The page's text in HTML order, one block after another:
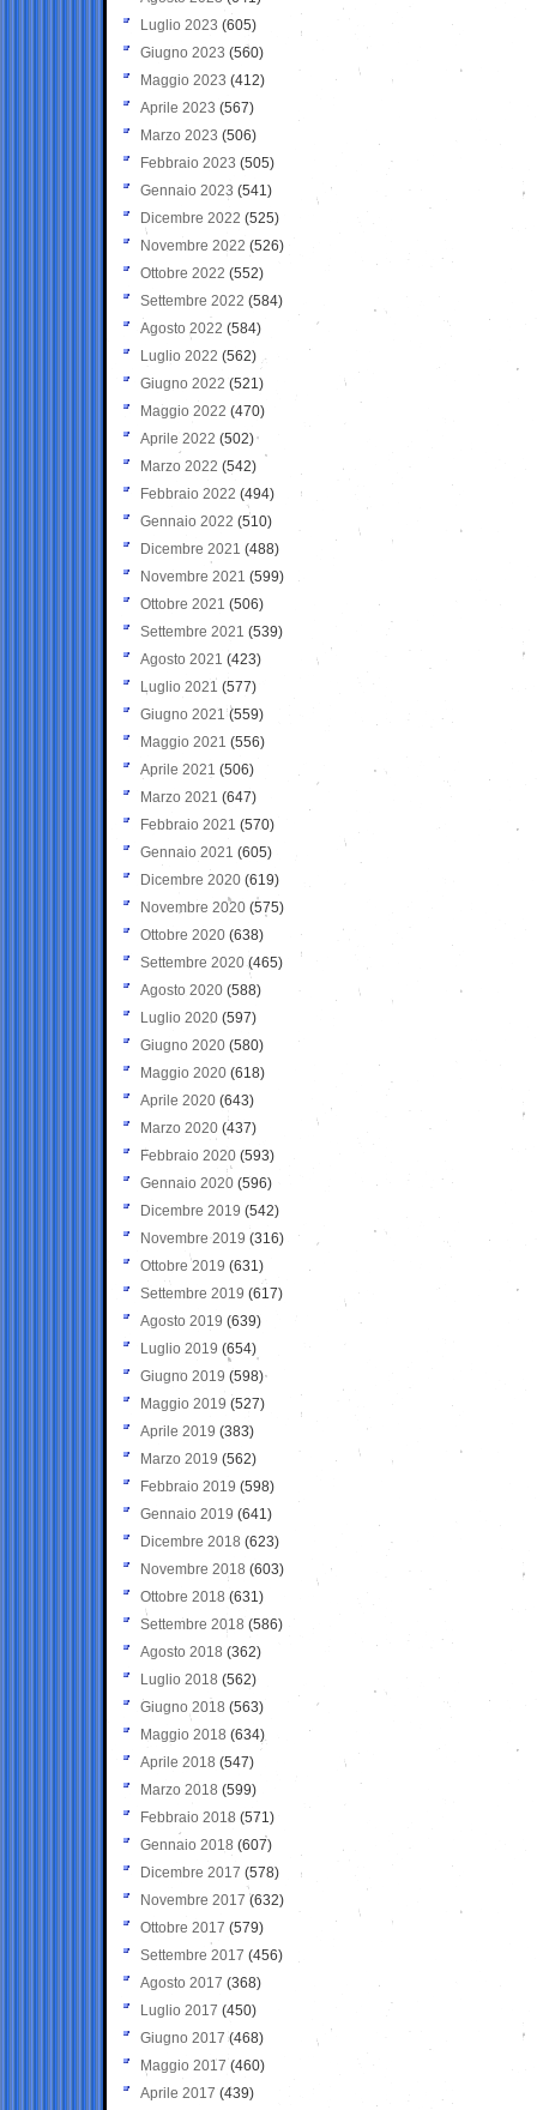
Luglio 2023 (605)
Giugno 2023 (560)
Maggio 2023 (412)
Aprile 2023 (567)
Marzo 2023 (506)
Febbraio 2023 (505)
Gennaio 2023 (541)
Dicembre 2022 (525)
Novembre 2022 (526)
Ottobre 2022 (552)
Settembre 2022 (584)
Agosto 2022 (584)
Luglio 2022 (562)
Giugno 2022 (521)
Maggio 2022 (470)
Aprile 2022 (502)
Marzo 2022 (542)
Febbraio 2022 (494)
Gennaio 2022 (510)
Dicembre 2021 (488)
Novembre 2021 (599)
Ottobre 2021 (506)
Settembre 2021 (539)
Agosto 2021 (423)
Luglio 2021 (577)
Giugno 2021(559)
Maggio 2021 (556)
Aprile 2021 (506)
Marzo 2021 (647)
Febbraio 2021 (570)
Gennaio 2021 (605)
Dicembre 2020 (619)
Novembre 2020 (575)
Ottobre 2020 (638)
Settembre 2020(465)
Agosto 2020 (588)
Luglio 2020 (597)
Giugno 2020 (580)
Maggio 2020 (618)
Aprile 2020 (643)
Marzo 2020 (437)
Febbraio 2020 (593)
Gennaio 2020 (596)
Dicembre 2019 (542)
Novembre 2019 (316)
Ottobre 2019 (631)
Settembre 2019 (617)
Agosto 2019 (639)
Luglio 2019 (654)
Giugno 2019 (598)
Maggio 2019 (527)
Aprile 2019 (383)
Marzo 2019 (562)
Febbraio 2019 (598)
Gennaio 2019 (641)
Dicembre 2018 (623)
Novembre 2018 (603)
Ottobre 2018 (631)
Settembre 2018 (586)
Agosto 2018 (362)
Luglio 2018 (562)
Giugno 2018 (563)
Maggio 2018 (634)
Aprile 2018 (547)
Marzo 2018 (599)
Febbraio 2018 (571)
Gennaio 2018 (607)
Dicembre 2017 (578)
Novembre 2017 (632)
Ottobre 2017 (579)
Settembre 2017 (456)
Agosto 2017 (368)
Luglio 2017 (450)
Giugno 2017 (468)
Maggio 2017 (460)
Aprile 2017 (439)